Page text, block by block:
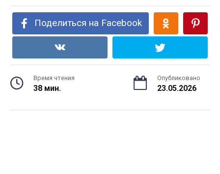
Поделиться на Facebook
Время чтения
38 мин.
Опубликовано
23.05.2026